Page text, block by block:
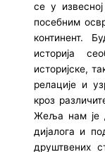
се у
посебним
континент.
историја
историјске,
релације и
кроз
Жеља нам је
дијалога и
друштвених